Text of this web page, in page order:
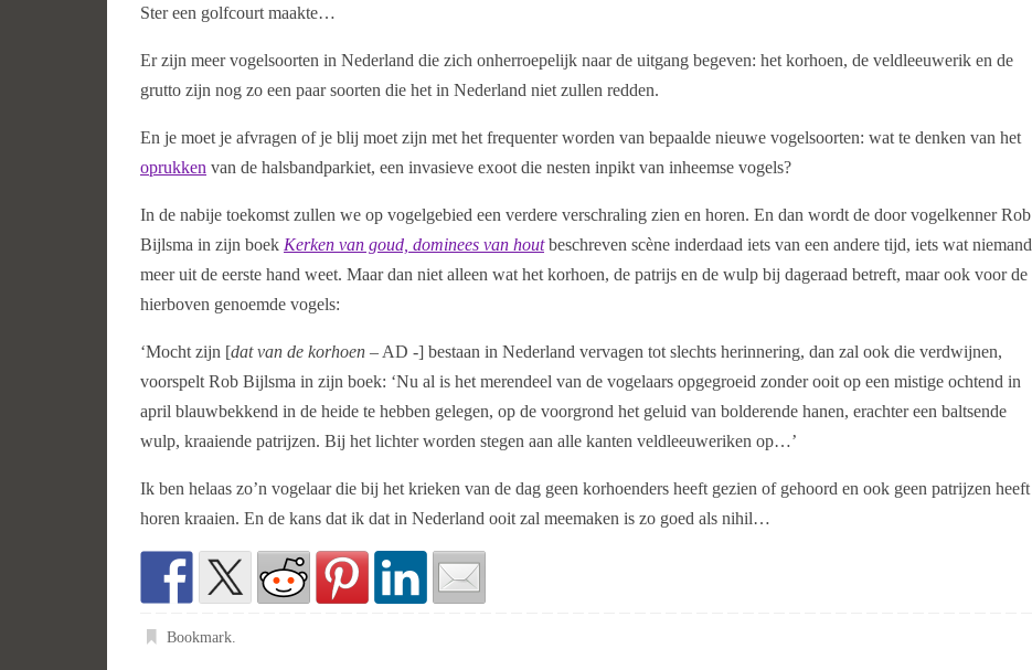
Ster een golfcourt maakte…
Er zijn meer vogelsoorten in Nederland die zich onherroepelijk naar de uitgang begeven: het korhoen, de veldleeuwerik en de
grutto zijn nog zo een paar soorten die het in Nederland niet zullen redden.
En je moet je afvragen of je blij moet zijn met het frequenter worden van bepaalde nieuwe vogelsoorten: wat te denken van het
oprukken van de halsbandparkiet, een invasieve exoot die nesten inpikt van inheemse vogels?
In de nabije toekomst zullen we op vogelgebied een verdere verschraling zien en horen. En dan wordt de door vogelkenner Rob
Bijlsma in zijn boek Kerken van goud, dominees van houtbeschreven scène inderdaad iets van een andere tijd, iets wat niemand
meer uit de eerste hand weet. Maar dan niet alleen wat het korhoen, de patrijs en de wulp bij dageraad betreft, maar ook voor de
hierboven genoemde vogels:
‘Mocht zijn [dat van de korhoen – AD -] bestaan in Nederland vervagen tot slechts herinnering, dan zal ook die verdwijnen,
voorspelt Rob Bijlsma in zijn boek: ‘Nu al is het merendeel van de vogelaars opgegroeid zonder ooit op een mistige ochtend in
april blauwbekkend in de heide te hebben gelegen, op de voorgrond het geluid van bolderende hanen, erachter een baltsende
wulp, kraaiende patrijzen. Bij het lichter worden stegen aan alle kanten veldleeuweriken op…’
Ik ben helaas zo’n vogelaar die bij het krieken van de dag geen korhoenders heeft gezien of gehoord en ook geen patrijzen heeft
horen kraaien. En de kans dat ik dat in Nederland ooit zal meemaken is zo goed als nihil…
Bookmark